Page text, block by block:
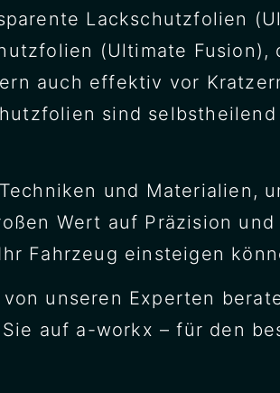
Lackschutzfolien
(Ultimate Fusion),
auch effektiv vor
sind
und Materialien,
Wert auf Präzision und
Fahrzeug einsteigen
unseren Experten
auf a-workx – für den